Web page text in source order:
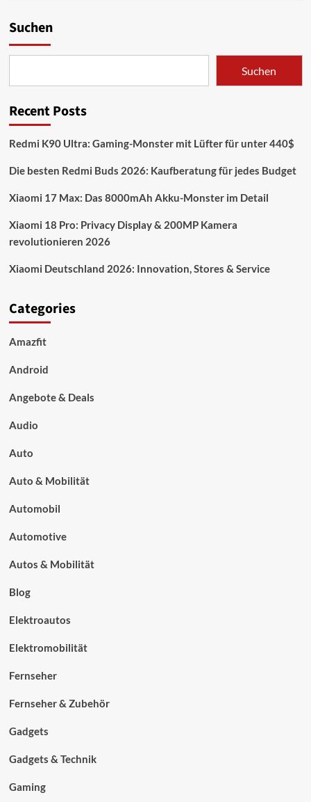
Heater:
Wärme
Ihr
Suchen
Suchen
Recent Posts
Redmi K90 Ultra: Gaming-Monster mit Lüfter für unter 440$
Die besten Redmi Buds 2026: Kaufberatung für jedes Budget
Xiaomi 17 Max: Das 8000mAh Akku-Monster im Detail
Xiaomi 18 Pro: Privacy Display & 200MP Kamera
revolutionieren 2026
Xiaomi Deutschland 2026: Innovation, Stores & Service
Categories
Amazfit
Android
Angebote & Deals
Audio
Auto
Auto & Mobilität
Automobil
Automotive
Autos & Mobilität
Blog
Elektroautos
Elektromobilität
Fernseher
Fernseher & Zubehör
Gadgets
Gadgets & Technik
Gaming